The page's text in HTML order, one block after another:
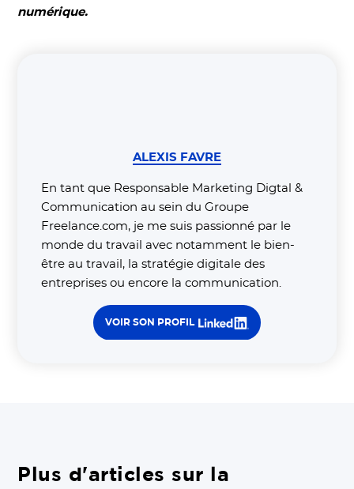
numérique.
ALEXIS FAVRE
En tant que Responsable Marketing Digtal &
Communication au sein du Groupe
Freelance.com, je me suis passionné par le
monde du travail avec notamment le bien-
être au travail, la stratégie digitale des
entreprises ou encore la communication.
VOIR SON PROFIL
Plus d'articles sur la